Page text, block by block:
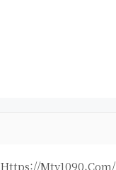
Https://mty1090.com/